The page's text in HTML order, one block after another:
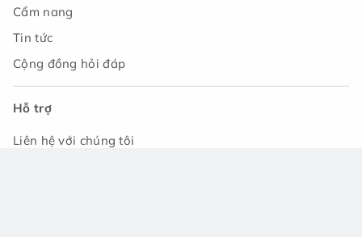
Cẩm nang
Tin tức
Cộng đồng hỏi đáp
Hỗ trợ
Liên hệ với chúng tôi